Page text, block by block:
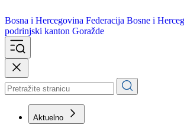
Bosna i Hercegovina
podrinjski kanton Goražde